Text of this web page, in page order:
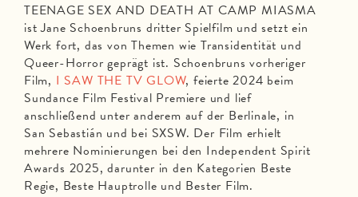
TEENAGE SEX AND DEATH AT CAMP MIASMA
ist Jane Schoenbruns dritter Spielfilm und setzt ein
Werk fort, das von Themen wie Transidentität und
Queer-Horror geprägt ist. Schoenbruns vorheriger
Film, I SAW THE TV GLOW, feierte 2024 beim
Sundance Film Festival Premiere und lief
anschließend unter anderem auf der Berlinale, in
San Sebastián und bei SXSW. Der Film erhielt
mehrere Nominierungen bei den Independent Spirit
Awards 2025, darunter in den Kategorien Beste
Regie, Beste Hauptrolle und Bester Film.